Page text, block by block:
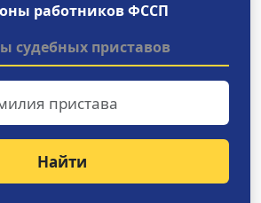
работников ФССП
судебных приставов
Найти